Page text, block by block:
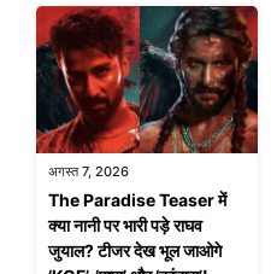
अगस्त 7, 2026
The Paradise Teaser में
क्या नानी पर भारी पड़े राघव
जुयाल? टीजर देख भूल जाओगे